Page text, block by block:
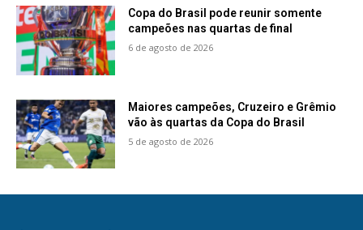
Copa do Brasil pode reunir somente
campeões nas quartas de final
6 de agosto de 2026
Maiores campeões, Cruzeiro e Grêmio
vão às quartas da Copa do Brasil
5 de agosto de 2026